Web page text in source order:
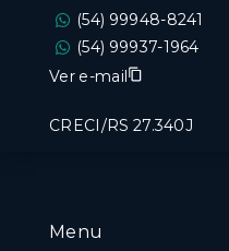
Menu
(54) 99948-8241
(54) 99937-1964
Ver e-mail
CRECI/RS 27.340J